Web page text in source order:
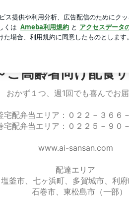
（宅配弁当）～
高齢者向け配食
おかず１つ、週1回でも喜んでお届
宅配弁当エリア：０２２－３６６
宅配弁当エリア：０２２５－９０
www.ai-sansan.com
配達エリア
釜市、七ヶ浜町、多賀城市、利
石巻市、東松島市（一部）